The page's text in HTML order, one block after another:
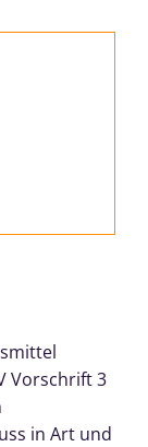
Vorschrift 3
in Art und